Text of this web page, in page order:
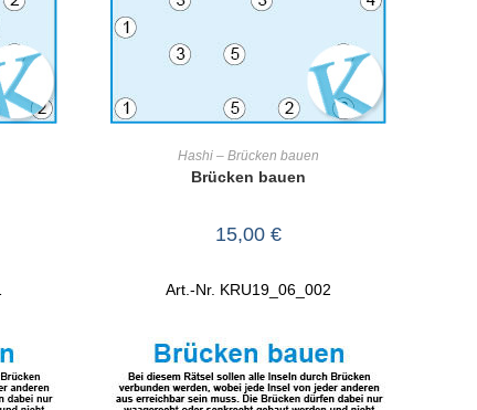
Hashi – Brücken bauen
Brücken bauen
15,00€
Art.-Nr. KRU19_06_002